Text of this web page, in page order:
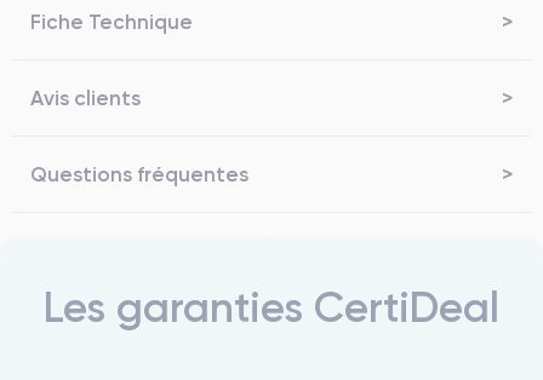
Fiche Technique
Avis clients
Questions fréquentes
Les garanties CertiDeal